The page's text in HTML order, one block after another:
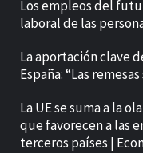
Los empleos del
laboral de las
La aportación clave
España: “Las
La UE se suma a la
que favorecen a las
terceros países |